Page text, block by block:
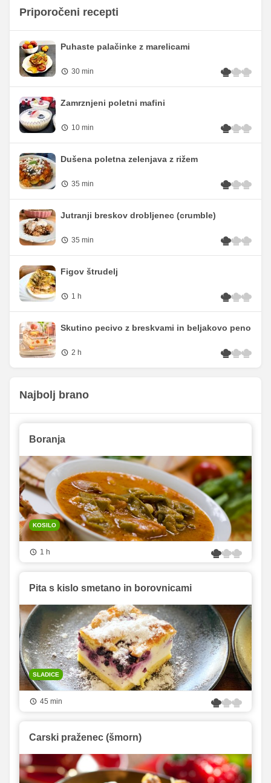
Priporočeni recepti
Puhaste palačinke z marelicami
30 min
Zamrznjeni poletni mafini
10 min
Dušena poletna zelenjava z rižem
35 min
Jutranji breskov drobljenec (crumble)
35 min
Figov štrudelj
1 h
Skutino pecivo z breskvami in beljakovo peno
2 h
Najbolj brano
Boranja
KOSILO
1 h
Pita s kislo smetano in borovnicami
SLADICE
45 min
Carski praženec (šmorn)